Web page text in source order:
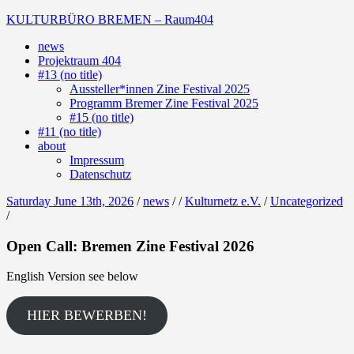
Skip
content
KULTURBÜRO BREMEN – Raum404
(Deutsch)
Galerie
news
Projektraum 404
#13 (no title)
Aussteller*innen Zine Festival 2025
Programm Bremer Zine Festival 2025
#15 (no title)
#11 (no title)
about
Impressum
Datenschutz
Saturday June 13th, 2026 /news //Kulturnetz e.V. /Uncategorized
/
Open Call: Bremen Zine Festival 2026
English Version see below
HIER BEWERBEN!